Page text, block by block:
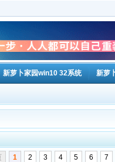
新萝卜家园win10 32系统 新萝
萝卜家园win7 64系统 - 新萝卜家
1 2 3 4 5 6 7